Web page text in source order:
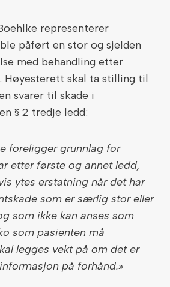
representerer
påført en stor og sjelden
med behandling etter
Høyesterett skal ta stilling til
svarer til skade i
§ 2 tredje ledd:
foreligger grunnlag for
etter første og annet ledd,
ytes erstatning når det har
som er særlig stor eller
som ikke kan anses som
som pasienten må
legges vekt på om det er
på forhånd.»